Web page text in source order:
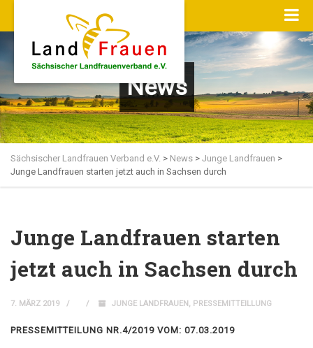
News
Sächsischer Landfrauen Verband e.V. > News > Junge Landfrauen >
Junge Landfrauen starten jetzt auch in Sachsen durch
Junge Landfrauen starten
jetzt auch in Sachsen durch
7. MÄRZ 2019 JUNGE LANDFRAUEN, PRESSEMITTEILLUNG
PRESSEMITTEILUNG NR.4/2019 VOM: 07.03.2019